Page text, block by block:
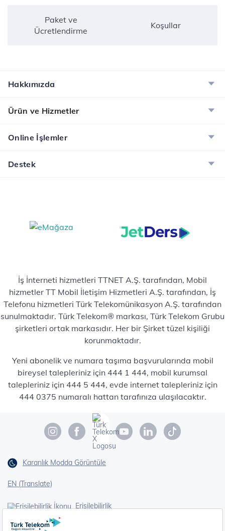
Paket ve
Ücretlendirme
Koşullar
Hakkımızda
Ürün ve Hizmetler
Online İşlemler
Destek
İş İnterneti hizmetleri TTNET A.Ş. tarafından, Mobil
hizmetler TT Mobil İletişim Hizmetleri A.Ş. tarafından, İş
Telefonu hizmetleri Türk Telekomünikasyon A.Ş. tarafından
sunulmaktadır. Türk Telekom® markası, Türk Telekom Grubu
şirketleri ortak markasıdır. Her bir Şirket tüzel kişiliği
korunmaktadır.
Yeni abonelik ve numara taşıma başvurularında mobil
bireysel talepleriniz için 444 1 444, mobil kurumsal
talepleriniz için 444 5 444, evde internet talepleriniz için
444 0375 numaralı hattan tarafınıza ulaşılacaktır.
Karanlık Modda Görüntüle
EN (Translate)
Erişilebilirlik